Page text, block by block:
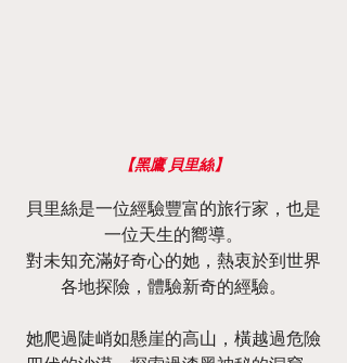
【黑鷹 貝里絲】
貝里絲是一位經驗豐富的旅行家，也是
一位天生的嚮導。
對未知充滿好奇心的她，熱衷於到世界
各地探險，體驗新奇的經驗。
她爬過陡峭如懸崖的高山，橫越過危險